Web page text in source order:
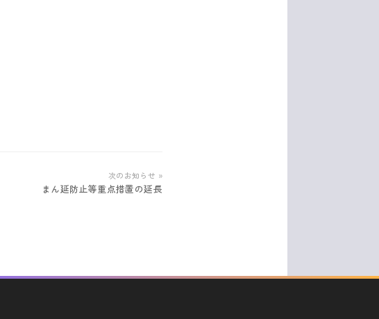
次のお知らせ »
まん延防止等重点措置の延長